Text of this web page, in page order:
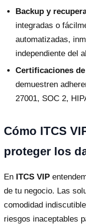
Backup y
integradas o
automatizadas,
independiente del
Certificaciones
demuestren
27001, SOC 2,
Cómo ITCS
proteger los
En ITCS VIP
de tu negocio. Las
comodidad
riesgos inaceptables